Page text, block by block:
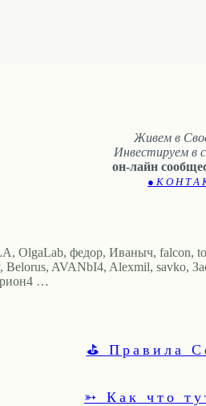
Живем в
Инвестируем в
он-лайн
● К О Н Т А
OlgaLab, федор, Иваныч, falcon,
AVANbI4, Alexmil, savko,
…
⛳ Правила
➳ Как что